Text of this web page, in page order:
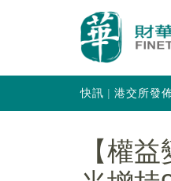
快訊 港交所發
【權